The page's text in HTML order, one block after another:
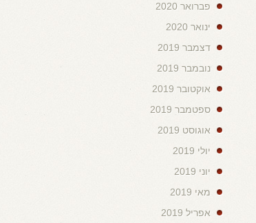
פברואר 2020
ינואר 2020
דצמבר 2019
נובמבר 2019
אוקטובר 2019
ספטמבר 2019
אוגוסט 2019
יולי 2019
יוני 2019
מאי 2019
אפריל 2019